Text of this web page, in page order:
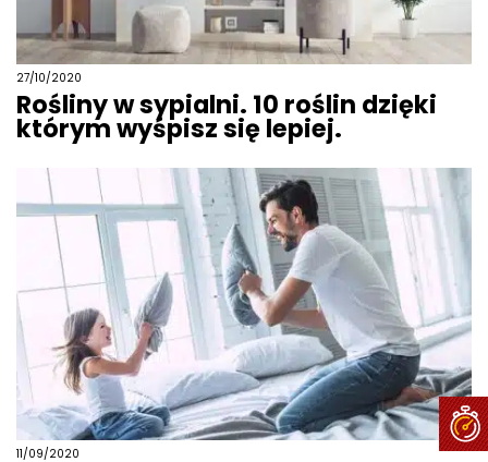
27/10/2020
Rośliny w sypialni. 10 roślin dzięki
którym wyśpisz się lepiej.
11/09/2020